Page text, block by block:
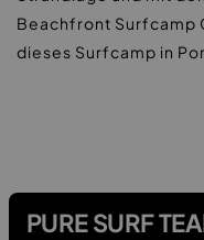
Beachfront Surfcamp
dieses Surfcamp in
PURE SURF